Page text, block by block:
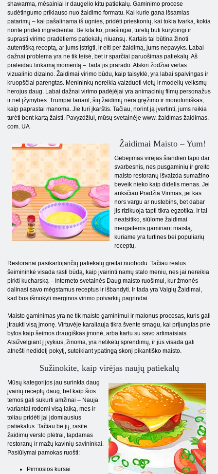
shawarma, mėsainiai ir daugelio kitų patiekalų. Gaminimo procese
sudėtingumo priklauso nuo žaidimo formatu. Kai kurie gana išsamias
patarimų – kai pašalinama iš ugnies, pridėti prieskonių, kai tokia tvarka, kokia
norite pridėti ingredientai. Be kita ko, priešingai, turėtų būti kūrybingi ir
suprasti virimo pradėtiems patiekalų niuansų. Kartais tai būtina žinoti
autentišką receptą, ar jums įstrigti, ir eiti per žaidimą, jums nepavyks. Labai
dažnai problema yra ne tik teisė, bet ir sparčiai paruošimas patiekalų. Aš
praleidau tinkamą momentą – Tada jis prarado. Atskiri žodžiai vertas
vizualinio dizaino. Žaidimai virimo būdu, kaip taisyklė, yra labai spalvingas ir
kruopščiai parengtas. Menininkų nereikia vaizduoti vietų ir modelių veiksmų
herojus daug. Labai dažnai virimo padėjėjai yra animacinių filmų personažus
ir net įžymybės. Trumpai tariant, šių žaidimų nėra gręžimo ir monotoniškas,
kaip paprastai manoma. Jie turi įkarštis. Tačiau, norint ją įvertinti, jums reikia
turėti bent kartą žaisti. Pavyzdžiui, mūsų svetainėje www. žaidimas žaidimas.
com. UA
Žaidimai Maisto – Yum!
Gebėjimas virėjas šiandien tapo dar
svarbesnis, nes pusgaminių ir greito
maisto restoranų išvaizda sumažino
beveik nieko kaip didelis menas. Jei
anksčiau Pradžia Virimas, jei kas
nors vargu ar nustebins, bet dabar
jis rizikuoja tapti tikra egzotika. Ir tai
neatsitiko, siūlome žaidimai
mergaitėms gaminant maistą,
kuriame yra turtines bei populiarių
receptų.
Restoranai pasikartojančių patiekalų greitai nuobodu. Tačiau realus
šeimininkė visada rasti būdą, kaip įvairinti namų stalo meniu, nes jai nereikia
pirkti kucharską – Interneto svetainės Daug maisto ruošimui, kur žmonės
dalinasi savo mėgstamus receptus ir išbandyti. Ir tada yra Valgių Žaidimai,
kad bus išmokyti merginos virimo potvarkių pagrindai.
Maisto gaminimas yra ne tik maisto gaminimui ir malonus procesas, kuris gali
įtraukti visą įmonę. Virtuvėje karaliauja tikra švente smagu, kai prijungtas prie
bylos kaip šeimos draugiškas įmonė, arba kartu su savo artimaisiais.
Atsižvelgiant į įvykius, žinoma, yra netikėtų sprendimų, ir jūs visada gali
atnešti nedidelį pokytį, suteikiant ypatingą skonį pikantiško maisto.
Sužinokite, kaip virėjas naujų patiekalų
Mūsų kategorijos jau surinkta daug
įvairių receptų daug, bet kaip šios
temos gali sukurti amžinai – Nauja
variantai rodomi visą laiką, mes ir
toliau pridėti jai įdomiausius
patiekalus. Tačiau be jų, rasite
žaidimų verslo plėtrai, tapdamas
restoranų ir mažų kavinių savininkai.
Pasiūlymai pamokas ruošti:
Pirmosios kursai